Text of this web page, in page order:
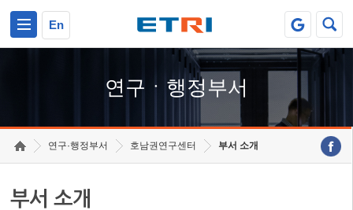
En
연구ㆍ행정부서
연구·행정부서 호남권연구센터 부서 소개
부서 소개